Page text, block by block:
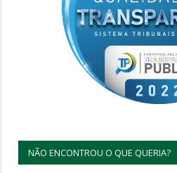
NÃO ENCONTROU O QUE QUERIA?